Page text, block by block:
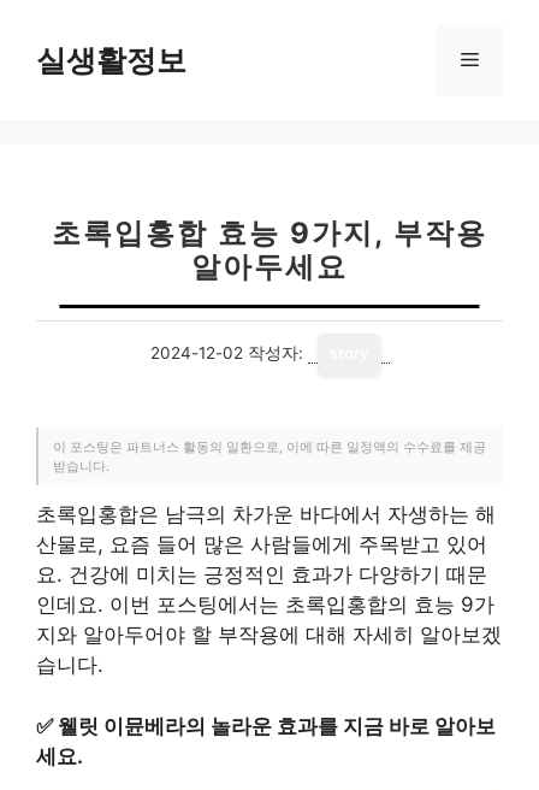
실생활정보 메
초록입홍합 효능 9가지, 부작용
알아두세요
2024-12-02 작성자:
이 포스팅은 파트너스 활동의 일환으로, 이에 따른 일정액의 수수료를 제공
받습니다.
초록입홍합은 남극의 차가운 바다에서 자생하는 해
산물로, 요즘 들어 많은 사람들에게 주목받고 있어
요. 건강에 미치는 긍정적인 효과가 다양하기 때문
인데요. 이번 포스팅에서는 초록입홍합의 효능 9가
지와 알아두어야 할 부작용에 대해 자세히 알아보겠
습니다.
✅ 웰릿 이뮨베라의 놀라운 효과를 지금 바로 알아보
세요.